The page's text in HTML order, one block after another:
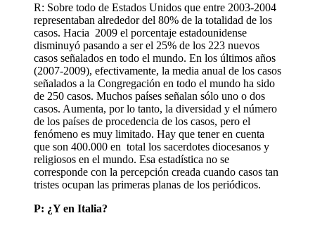
R: Sobre todo de Estados Unidos que entre 2003-2004
representaban alrededor del 80% de la totalidad de los
casos. Hacia 2009 el porcentaje estadounidense
disminuyó pasando a ser el 25% de los 223 nuevos
casos señalados en todo el mundo. En los últimos años
(2007-2009), efectivamente, la media anual de los casos
señalados a la Congregación en todo el mundo ha sido
de 250 casos. Muchos países señalan sólo uno o dos
casos. Aumenta, por lo tanto, la diversidad y el número
de los países de procedencia de los casos, pero el
fenómeno es muy limitado. Hay que tener en cuenta
que son 400.000 en total los sacerdotes diocesanos y
religiosos en el mundo. Esa estadística no se
corresponde con la percepción creada cuando casos tan
tristes ocupan las primeras planas de los periódicos.
P: ¿Y en Italia?